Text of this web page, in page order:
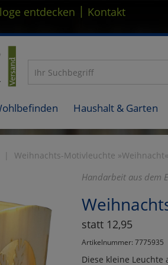
entdecken | Kontakt
Haushalt & Garten
Weihnachts-Motivleuchte »Weihnacht«
Handarbeit aus dem
statt 12,95
Artikelnummer: 7775935
Diese kleine